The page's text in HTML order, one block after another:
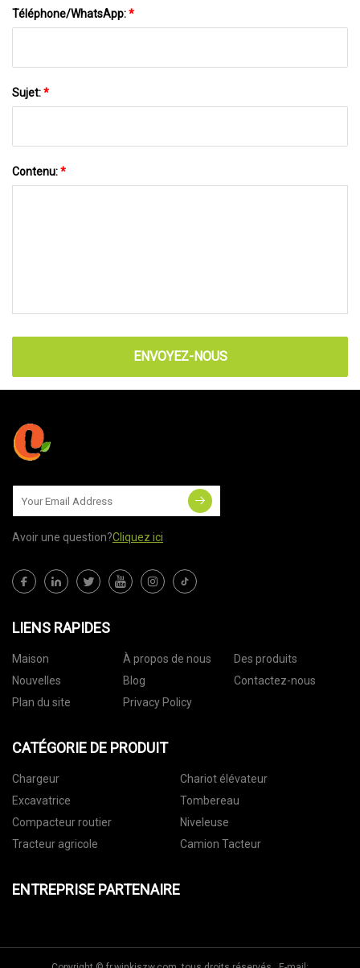
Téléphone/WhatsApp:*
Sujet:*
Contenu:*
ENVOYEZ-NOUS
Avoir une question?Cliquez ici
LIENS RAPIDES
Maison À propos de nous
Des produits
Nouvelles
Blog
Contactez-nous
Plan du site
Privacy Policy
CATÉGORIE DE PRODUIT
Chargeur
Chariot élévateur
Excavatrice
Tombereau
Compacteur routier
Niveleuse
Tracteur agricole
Camion Tacteur
ENTREPRISE PARTENAIRE